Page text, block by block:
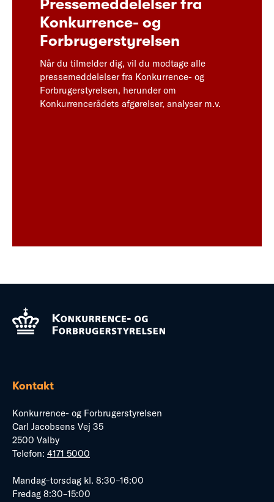
Pressemeddelelser fra
Konkurrence- og
Forbrugerstyrelsen
Når du tilmelder dig, vil du modtage alle
pressemeddelelser fra Konkurrence- og
Forbrugerstyrelsen, herunder om
Konkurrencerådets afgørelser, analyser m.v.
Kontakt
Konkurrence- og Forbrugerstyrelsen
Carl Jacobsens Vej 35
2500 Valby
Telefon: 4171 5000
Mandag–torsdag kl. 8:30–16:00
Fredag 8:30–15:00